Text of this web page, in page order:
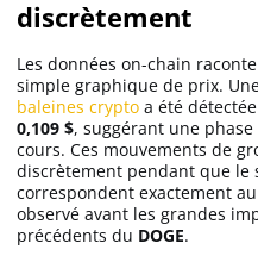
discrètement
Les données on-chain
simple graphique de prix.
baleines crypto a été
0,109 $, suggérant une
cours. Ces mouvements de
discrètement pendant que le
correspondent exactement
observé avant les grandes
précédents du DOGE.